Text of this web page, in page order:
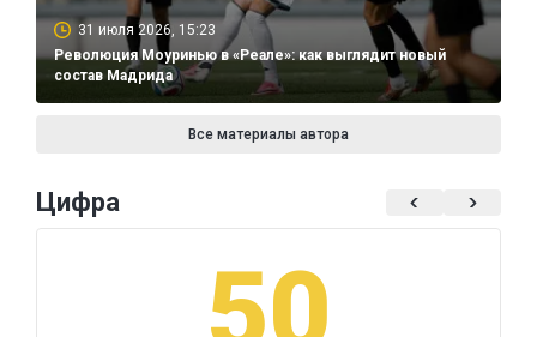
31 июля 2026, 15:23
Революция Моуринью в «Реале»: как выглядит новый
состав Мадрида
Все материалы автора
Цифра